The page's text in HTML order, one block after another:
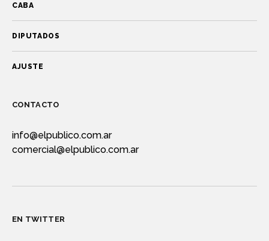
CABA
DIPUTADOS
AJUSTE
CONTACTO
info@elpublico.com.ar
comercial@elpublico.com.ar
EN TWITTER